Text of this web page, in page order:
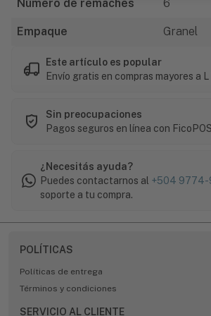
Número de remaches 6
Empaque Granel
Este artículo es popular
Envío gratis en compras mayores a L
Sin preocupaciones
Pagos seguros en línea con FicoPOS
¿Necesitás ayuda?
Puedes contactarnos al +504 9774-
soporte a tu compra.
POLÍTICAS
Políticas de entrega
Términos y condiciones
SERVICIO AL CLIENTE